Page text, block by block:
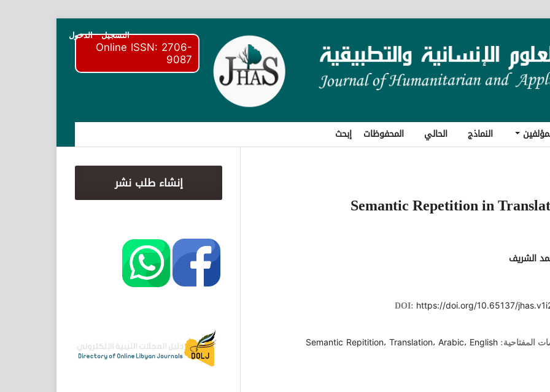
Online ISSN: 2706-
9087
النماذج الحالي المحفوظات إبحث
التسجيل الدخول
Semantic Repetition in
الشريف
DOI: https://doi.org/10.65137/
المفتاحية: Semantic Repitition، Translation، Arabic، English
إنشاء طلب نشر